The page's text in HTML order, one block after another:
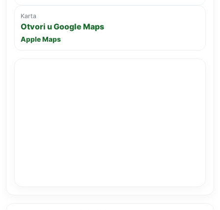
Karta
Otvori u Google Maps
Apple Maps